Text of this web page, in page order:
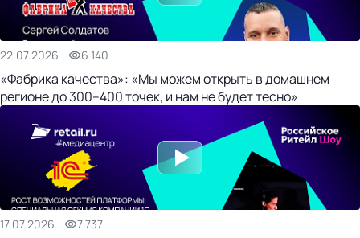
22.07.2026 6 140
«Фабрика качества»: «Мы можем открыть в домашнем
регионе до 300–400 точек, и нам не будет тесно»
17.07.2026 7 737